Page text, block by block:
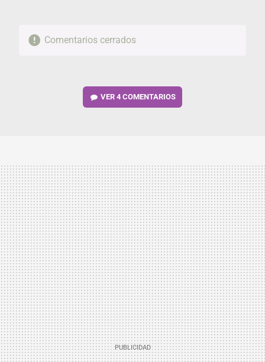
Comentarios cerrados
VER4 COMENTARIOS